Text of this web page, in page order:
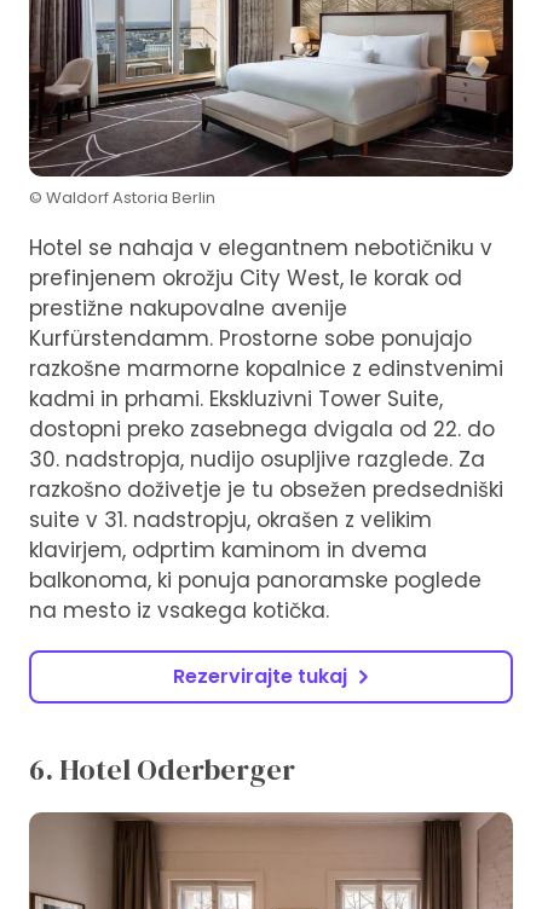
© Waldorf Astoria Berlin
Hotel se nahaja v elegantnem nebotičniku v
prefinjenem okrožju City West, le korak od
prestižne nakupovalne avenije
Kurfürstendamm. Prostorne sobe ponujajo
razkošne marmorne kopalnice z edinstvenimi
kadmi in prhami. Ekskluzivni Tower Suite,
dostopni preko zasebnega dvigala od 22. do
30. nadstropja, nudijo osupljive razglede. Za
razkošno doživetje je tu obsežen predsedniški
suite v 31. nadstropju, okrašen z velikim
klavirjem, odprtim kaminom in dvema
balkonoma, ki ponuja panoramske poglede
na mesto iz vsakega kotička.
Rezervirajte tukaj
6. Hotel Oderberger